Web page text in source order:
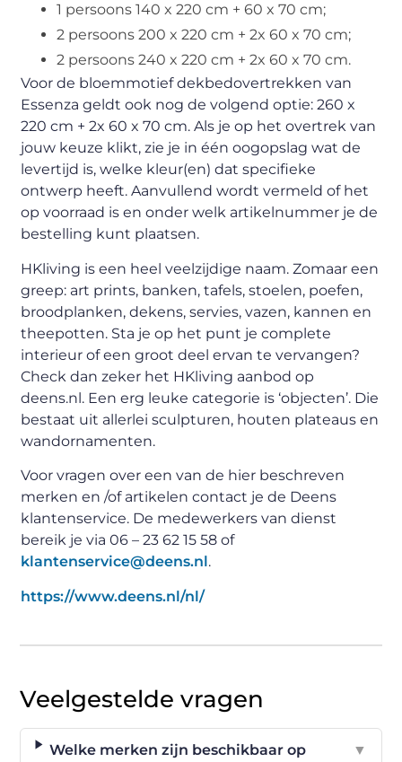
1 persoons 140 x 220 cm + 60 x 70 cm;
2 persoons 200 x 220 cm + 2x 60 x 70 cm;
2 persoons 240 x 220 cm + 2x 60 x 70 cm.
Voor de bloemmotief dekbedovertrekken van
Essenza geldt ook nog de volgend optie: 260 x
220 cm + 2x 60 x 70 cm. Als je op het overtrek van
jouw keuze klikt, zie je in één oogopslag wat de
levertijd is, welke kleur(en) dat specifieke
ontwerp heeft. Aanvullend wordt vermeld of het
op voorraad is en onder welk artikelnummer je de
bestelling kunt plaatsen.
HKliving is een heel veelzijdige naam. Zomaar een
greep: art prints, banken, tafels, stoelen, poefen,
broodplanken, dekens, servies, vazen, kannen en
theepotten. Sta je op het punt je complete
interieur of een groot deel ervan te vervangen?
Check dan zeker het HKliving aanbod op
deens.nl. Een erg leuke categorie is ‘objecten’. Die
bestaat uit allerlei sculpturen, houten plateaus en
wandornamenten.
Voor vragen over een van de hier beschreven
merken en /of artikelen contact je de Deens
klantenservice. De medewerkers van dienst
bereik je via 06 – 23 62 15 58 of
klantenservice@deens.nl.
https://www.deens.nl/nl/
Veelgestelde vragen
Welke merken zijn beschikbaar op
▼